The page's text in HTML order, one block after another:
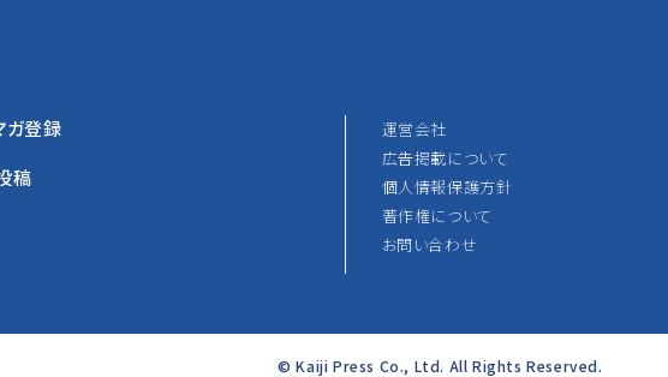
ガ登録
稿
運営会社
広告掲載について
個人情報保護方針
著作権について
お問い合わせ
© Kaiji Press Co., Ltd. All Rights Reserved.